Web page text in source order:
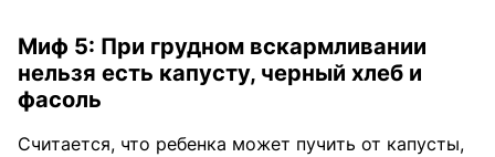
Миф 5: При грудном вскармливании
нельзя есть капусту, черный хлеб и
фасоль
Считается, что ребенка может пучить от капусты,